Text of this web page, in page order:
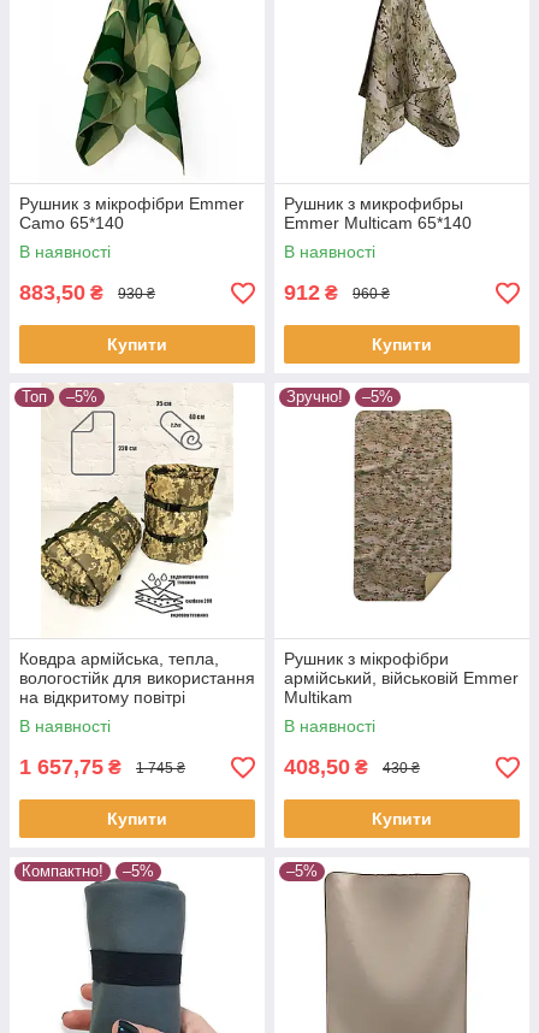
Рушник з мікрофібри Emmer
Camo 65*140
В наявності
883,50 ₴ 930 ₴
Купити
Рушник з микрофибры
Emmer Multicam 65*140
В наявності
912 ₴ 960 ₴
Купити
Топ –5%
Ковдра армійська, тепла,
вологостійк для використання
на відкритому повітрі
В наявності
1 657,75 ₴ 1 745 ₴
Купити
Зручно! –5%
Рушник з мікрофібри
армійський, військовій Emmer
Multikam
В наявності
408,50 ₴ 430 ₴
Купити
Компактно! –5% –5%